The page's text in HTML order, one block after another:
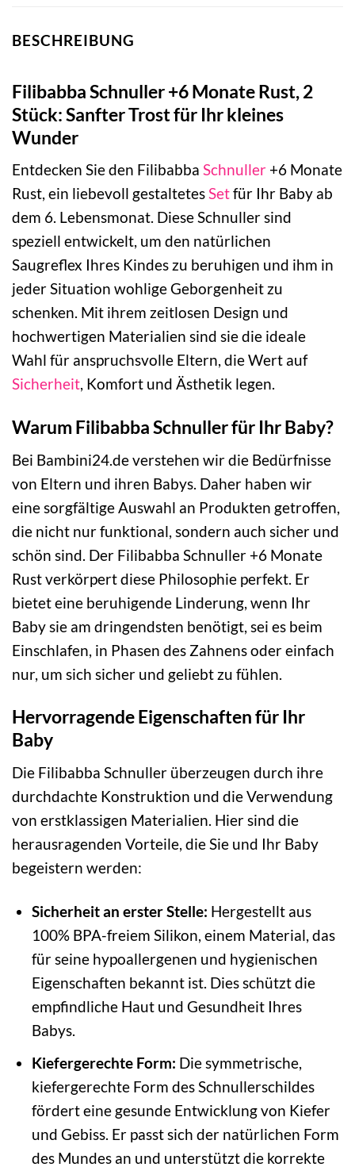
BESCHREIBUNG
Filibabba Schnuller +6 Monate Rust, 2
Stück: Sanfter Trost für Ihr kleines
Wunder
Entdecken Sie den Filibabba Schnuller +6 Monate
Rust, ein liebevoll gestaltetesSetfür Ihr Baby ab
dem 6. Lebensmonat. Diese Schnuller sind
speziell entwickelt, um den natürlichen
Saugreflex Ihres Kindes zu beruhigen und ihm in
jeder Situation wohlige Geborgenheit zu
schenken. Mit ihrem zeitlosen Design und
hochwertigen Materialien sind sie die ideale
Wahl für anspruchsvolle Eltern, die Wert auf
Sicherheit, Komfort und Ästhetik legen.
Warum Filibabba Schnuller für Ihr Baby?
Bei Bambini24.de verstehen wir die Bedürfnisse
von Eltern und ihren Babys. Daher haben wir
eine sorgfältige Auswahl an Produkten getroffen,
die nicht nur funktional, sondern auch sicher und
schön sind. Der Filibabba Schnuller +6 Monate
Rust verkörpert diese Philosophie perfekt. Er
bietet eine beruhigende Linderung, wenn Ihr
Baby sie am dringendsten benötigt, sei es beim
Einschlafen, in Phasen des Zahnens oder einfach
nur, um sich sicher und geliebt zu fühlen.
Hervorragende Eigenschaften für Ihr
Baby
Die Filibabba Schnuller überzeugen durch ihre
durchdachte Konstruktion und die Verwendung
von erstklassigen Materialien. Hier sind die
herausragenden Vorteile, die Sie und Ihr Baby
begeistern werden:
Sicherheit an erster Stelle: Hergestellt aus
100% BPA-freiem Silikon, einem Material, das
für seine hypoallergenen und hygienischen
Eigenschaften bekannt ist. Dies schützt die
empfindliche Haut und Gesundheit Ihres
Babys.
Kiefergerechte Form: Die symmetrische,
kiefergerechte Form des Schnullerschildes
fördert eine gesunde Entwicklung von Kiefer
und Gebiss. Er passt sich der natürlichen Form
des Mundes an und unterstützt die korrekte